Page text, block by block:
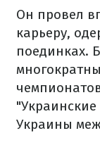
Он провел
карьеру,
поединках.
Украины